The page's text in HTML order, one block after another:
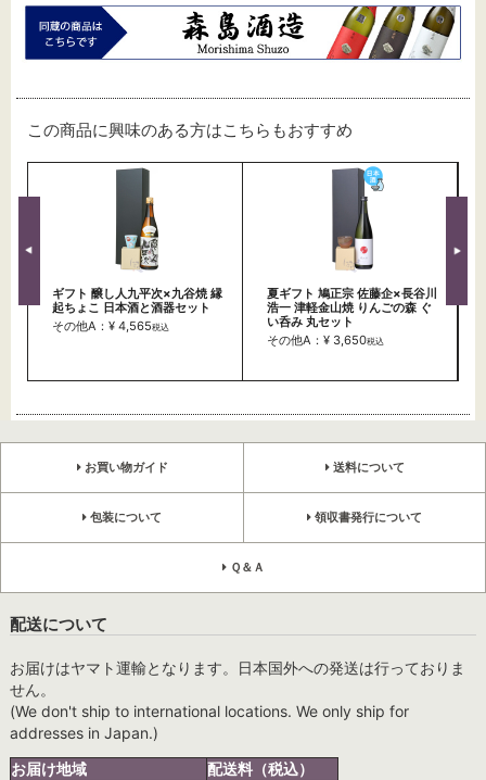
この商品に興味のある方はこちらもおすすめ
ギフト 醸し人九平次×九谷焼 縁
起ちょこ 日本酒と酒器セット
その他A：¥ 4,565税込
夏ギフト 鳩正宗 佐藤企×長谷川
浩一 津軽金山焼 りんごの森 ぐ
い呑み 丸セット
その他A：¥ 3,650税込
お買い物ガイド 送料について
包装について 領収書発行について
Ｑ＆Ａ
配送について
お届けはヤマト運輸となります。日本国外への発送は行っておりま
せん。
(We don't ship to international locations. We only ship for
addresses in Japan.)
お届け地域
配送料（税込）